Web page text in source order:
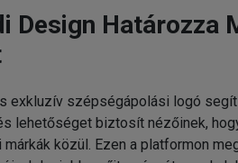
Design Határozza
exkluzív szépségápolási logó segít
lehetőséget biztosít nézőinek,
közül. Ezen a platformon